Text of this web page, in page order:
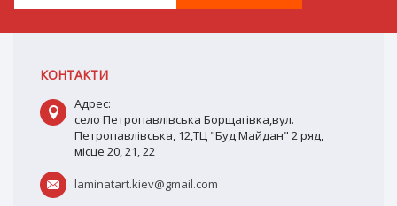
КОНТАКТИ
Адрес:
село Петропавлівська Борщагівка,вул.
Петропавлівська, 12,ТЦ "Буд Майдан" 2 ряд,
місце 20, 21, 22
laminatart.kiev@gmail.com